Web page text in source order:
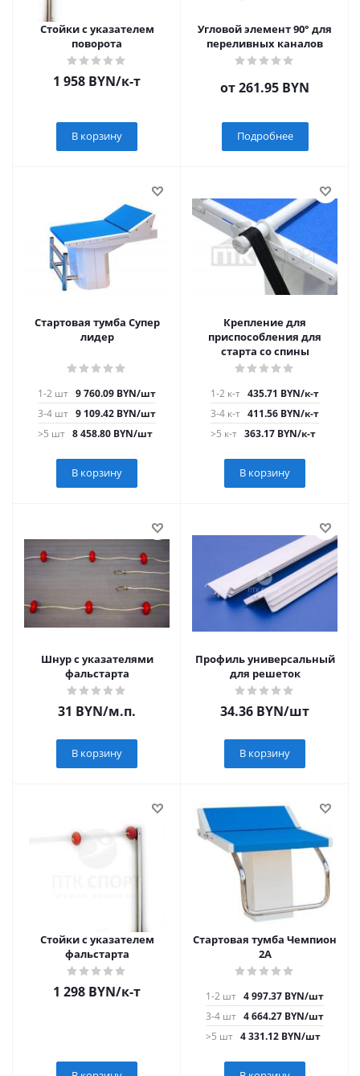
Стойки с указателем
поворота
1 958 BYN/к-т
В корзину
Угловой элемент 90° для
переливных каналов
от261.95 BYN
Подробнее
Стартовая тумба Супер
лидер
1-2 шт 9 760.09 BYN/шт
3-4 шт 9 109.42 BYN/шт
>5 шт 8 458.80 BYN/шт
В корзину
Крепление для
приспособления для
старта со спины
1-2 к-т 435.71 BYN/к-т
3-4 к-т 411.56 BYN/к-т
>5 к-т 363.17 BYN/к-т
В корзину
Шнур с указателями
фальстарта
31 BYN/м.п.
В корзину
Профиль универсальный
для решеток
34.36 BYN/шт
В корзину
Стойки с указателем
фальстарта
1 298 BYN/к-т
Стартовая тумба Чемпион
2А
1-2 шт 4 997.37 BYN/шт
3-4 шт 4 664.27 BYN/шт
>5 шт 4 331.12 BYN/шт